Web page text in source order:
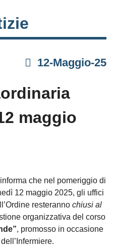
12-Maggio-25
maggio
che nel pomeriggio di
12 maggio 2025, gli uffici
resterannochiusi al
organizzativa del corso
, promosso in occasione